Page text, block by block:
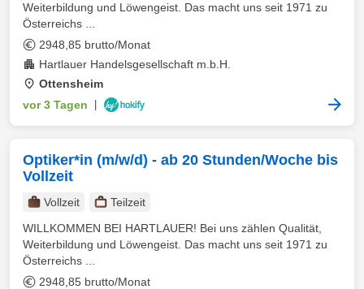
Weiterbildung und Löwengeist. Das macht uns seit 1971 zu
Österreichs ...
2948,85 brutto/Monat
Hartlauer Handelsgesellschaft m.b.H.
Ottensheim
vor 3 Tagen
Optiker*in (m/w/d) - ab 20 Stunden/Woche bis
Vollzeit
Vollzeit
Teilzeit
WILLKOMMEN BEI HARTLAUER! Bei uns zählen Qualität,
Weiterbildung und Löwengeist. Das macht uns seit 1971 zu
Österreichs ...
2948,85 brutto/Monat